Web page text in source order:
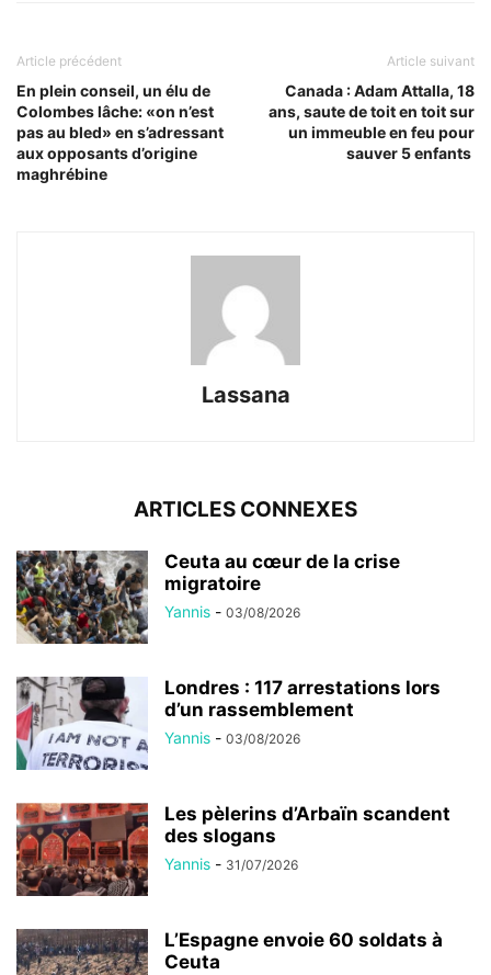
Article précédent
En plein conseil, un élu de
Colombes lâche: «on n’est
pas au bled» en s’adressant
aux opposants d’origine
maghrébine
Article suivant
Canada : Adam Attalla, 18
ans, saute de toit en toit sur
un immeuble en feu pour
sauver 5 enfants
Lassana
ARTICLES CONNEXES
Ceuta au cœur de la crise
migratoire
Yannis - 03/08/2026
Londres : 117 arrestations lors
d’un rassemblement
Yannis - 03/08/2026
Les pèlerins d’Arbaïn scandent
des slogans
Yannis - 31/07/2026
L’Espagne envoie 60 soldats à
Ceuta